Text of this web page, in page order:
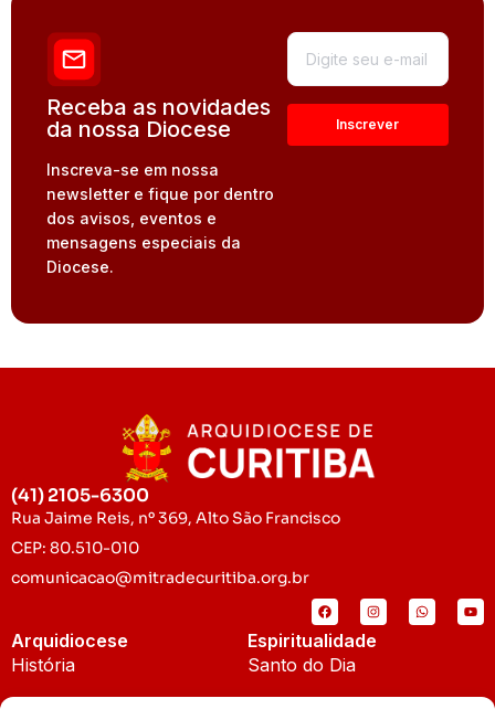
Receba as novidades
da nossa Diocese
Inscreva-se em nossa
newsletter e fique por dentro
dos avisos, eventos e
mensagens especiais da
Diocese.
(41) 2105-6300
Rua Jaime Reis, nº 369, Alto São Francisco
CEP: 80.510-010
comunicacao@mitradecuritiba.org.br
Arquidiocese
História
Espiritualidade
Santo do Dia